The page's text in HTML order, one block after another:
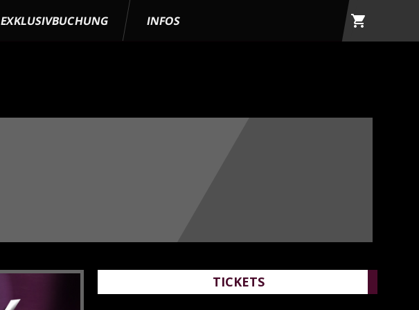
EXKLUSIVBUCHUNG INFOS shopping_cart
TICKETS